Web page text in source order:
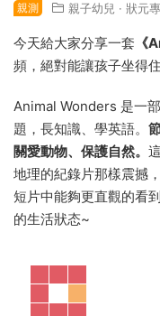
親測 親子幼兒 · 狀元
今天給大家分享一套 《
頻，絕對能讓孩子坐得
Animal Wonders 是一
題，長知識、學英語。
關愛動物、保護自然。
地理的紀錄片那樣震撼
短片中能夠更直觀的看
的生活狀态~